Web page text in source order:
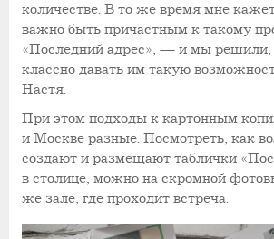
количестве. В то же время мне
важно быть причастным к такому
«Последний адрес», — и мы решили,
классно давать им такую
Настя.
При этом подходы к картонным
и Москве разные. Посмотреть, как
создают и размещают таблички
в столице, можно на скромной
же зале, где проходит встреча.